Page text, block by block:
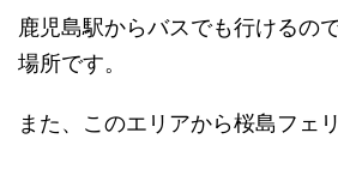
鹿児島駅からバスでも行けるの
場所です。
また、このエリアから桜島フェ